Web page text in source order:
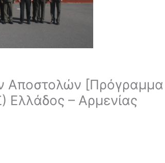
Αποστολών [Πρόγραμμα
Ελλάδος – Αρμενίας